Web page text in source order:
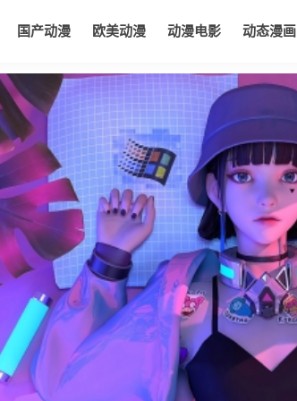
国产动漫 欧美动漫 动漫电影 动态漫画
动漫电影 动态漫画